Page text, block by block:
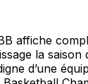
affiche
la saison
d’une